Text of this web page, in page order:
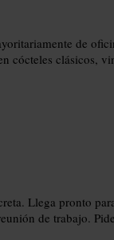
de
cócteles clásicos,
Llega pronto
de trabajo.